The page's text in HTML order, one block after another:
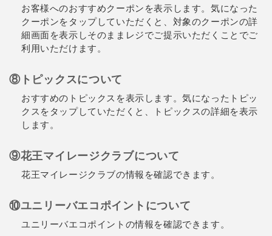
お客様へのおすすめクーポンを表示します。気になった
クーポンをタップしていただくと、対象のクーポンの詳
細画面を表示しそのままレジでご提示いただくことでご
利用いただけます。
⑧トピックスについて
おすすめのトピックスを表示します。気になったトピッ
クスをタップしていただくと、トピックスの詳細を表示
します。
⑨花王マイレージクラブについて
花王マイレージクラブの情報を確認できます。
⑩ユニリーバエコポイントについて
ユニリーバエコポイントの情報を確認できます。